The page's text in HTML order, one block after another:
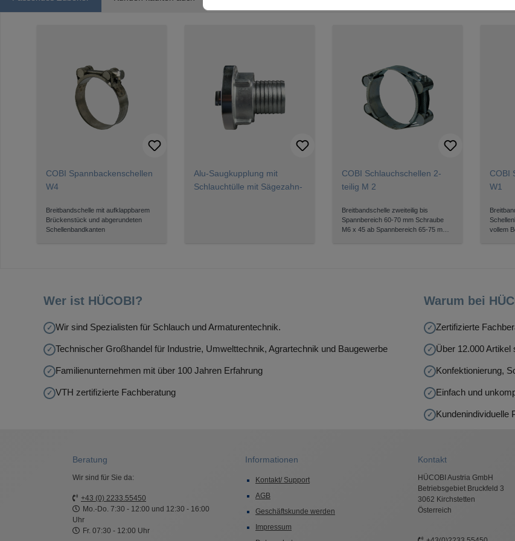
COBI Spannbackenschellen
W4
Breitbandschelle mit aufklappbarem
Brückenstück und abgerundeten
Schellenbandkanten
Alu-Saugkupplung mit
Schlauchtülle mit Sägezahn-
COBI Schlauchschellen 2-
teilig M 2
Breitbandschelle zweiteilig bis
Spannbereich 60-70 mm Schraube
M6 x 45 ab Spannbereich 65-75 mm
COBI
W1
vollem
Wer ist HÜCOBI?
Wir sind Spezialisten für Schlauch und Armaturentechnik.
Technischer Großhandel für Industrie, Umwelttechnik, Agrartechnik und Baugewerbe
Familienunternehmen mit über 100 Jahren Erfahrung
VTH zertifizierte Fachberatung
Warum bei
Zertifizierte
Über 12.000 Artikel
Konfektionierung,
Einfach und
Kundenindividuelle
Beratung
Wir sind für Sie da:
+43 (0) 2233.55450
Mo.-Do. 7:30 - 12:00 und 12:30 - 16:00
Uhr
Fr. 07:30 - 12:00 Uhr
Informationen
Kontakt/ Support
AGB
Geschäftskunde werden
Impressum
Kontakt
HÜCOBI Austria GmbH
Betriebsgebiet Bruckfeld 3
3062 Kirchstetten
Österreich